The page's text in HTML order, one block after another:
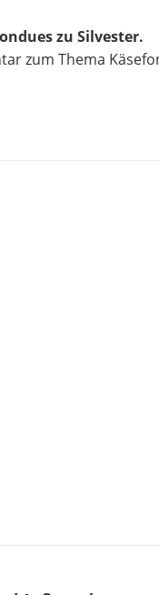
zu Silvester.
zum Thema